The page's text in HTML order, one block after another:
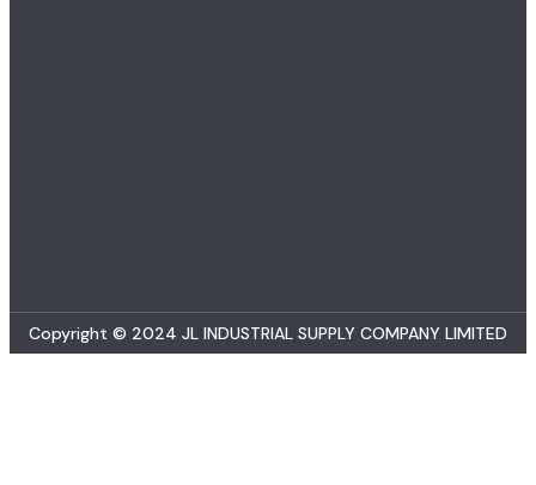
Copyright © 2024 JL INDUSTRIAL SUPPLY COMPANY LIMITED